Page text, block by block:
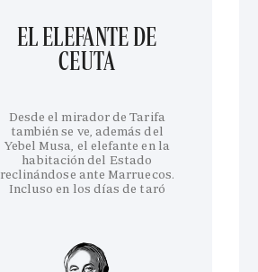
EL ELEFANTE DE
CEUTA
Desde el mirador de Tarifa
también se ve, además del
Yebel Musa, el elefante en la
habitación del Estado
reclinándose ante Marruecos.
Incluso en los días de taró